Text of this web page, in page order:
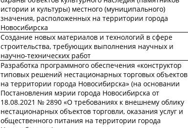
истории и культуры) местного (муниципального)
значения, расположенных на территории города
Новосибирска
Создание новых материалов и технологий в сфере
строительства, требующих выполнения научных и
научно-технических работ
Разработка программного обеспечения «конструктор
типовых решений нестационарных торговых объектов
на территории города Новосибирска» (на основании
Постановления мэрии города Новосибирска от
18.08.2021 № 2890 «О требованиях к внешнему облику
нестационарных объектов торговли, оказания услуг и
общественного питания на территории города